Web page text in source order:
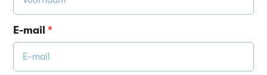
E-mail*